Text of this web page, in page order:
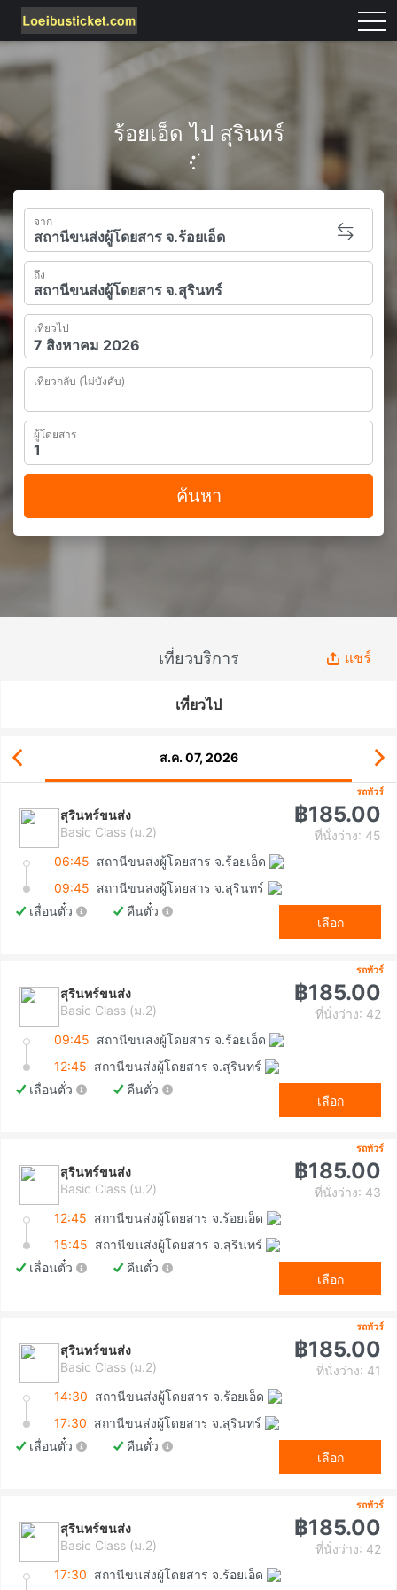
ร้อยเอ็ด ไป สุรินทร์
จาก
ถึง
เที่ยวไป
เที่ยวกลับ (ไม่บังคับ)
ผู้โดยสาร
ค้นหา
เที่ยวบริการ แชร์
เที่ยวไป
ส.ค. 07, 2026
รถทัวร์
สุรินทร์ขนส่ง
Basic Class (ม.2)
฿185.00
ที่นั่งว่าง: 45
06:45 สถานีขนส่งผู้โดยสาร จ.ร้อยเอ็ด
09:45 สถานีขนส่งผู้โดยสาร จ.สุรินทร์
เลื่อนตั๋ว
คืนตั๋ว
เลือก
รถทัวร์
สุรินทร์ขนส่ง
Basic Class (ม.2)
฿185.00
ที่นั่งว่าง: 42
09:45 สถานีขนส่งผู้โดยสาร จ.ร้อยเอ็ด
12:45 สถานีขนส่งผู้โดยสาร จ.สุรินทร์
เลื่อนตั๋ว
คืนตั๋ว
เลือก
รถทัวร์
สุรินทร์ขนส่ง
Basic Class (ม.2)
฿185.00
ที่นั่งว่าง: 43
12:45 สถานีขนส่งผู้โดยสาร จ.ร้อยเอ็ด
15:45 สถานีขนส่งผู้โดยสาร จ.สุรินทร์
เลื่อนตั๋ว
คืนตั๋ว
เลือก
รถทัวร์
สุรินทร์ขนส่ง
Basic Class (ม.2)
฿185.00
ที่นั่งว่าง: 41
14:30 สถานีขนส่งผู้โดยสาร จ.ร้อยเอ็ด
17:30 สถานีขนส่งผู้โดยสาร จ.สุรินทร์
เลื่อนตั๋ว
คืนตั๋ว
เลือก
รถทัวร์
สุรินทร์ขนส่ง
Basic Class (ม.2)
฿185.00
ที่นั่งว่าง: 42
17:30 สถานีขนส่งผู้โดยสาร จ.ร้อยเอ็ด